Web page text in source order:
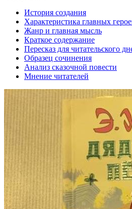
История создания
Характеристика главных
Жанр и главная мысль
Краткое содержание
Пересказ для читательского
Образец сочинения
Анализ сказочной повести
Мнение читателей